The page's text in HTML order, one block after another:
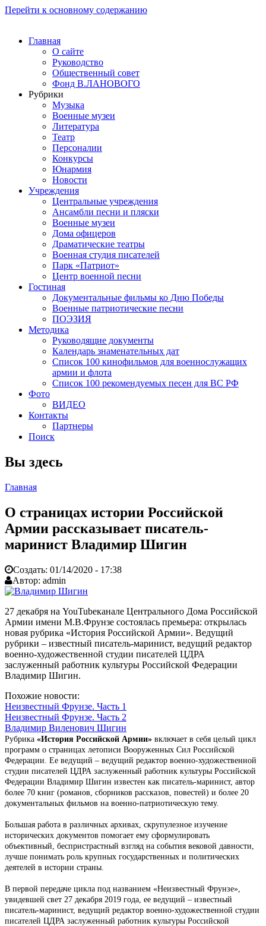
Перейти к основному содержанию
Главная
О сайте
Руководство
Общественный совет
Фонд В.ЛАНОВОГО
Рубрики
Музыка
Военные музеи
Литература
Театр
Персоналии
Конкурсы
Юнармия
Новости
Учреждения
Центральные учреждения
Ансамбли песни и пляски
Военные музеи
Дома офицеров
Драматические театры
Военная студия писателей
Парк «Патриот»
Центр военной песни
Гостиная
Документальные фильмы ко Дню Победы
Военные патриотические песни
ПОЭЗИЯ
Методика
Руководящие документы
Календарь знаменательных дат
Список 100 кинофильмов для военнослужащих
армии и флота
Список 100 рекомендуемых песен для ВС РФ
Фото
ВИДЕО
Контакты
Партнеры
Поиск
Вы здесь
Главная
О страницах истории Российской
Армии рассказывает писатель-
маринист Владимир Шигин
Создать: 01/14/2020 - 17:38
Автор: admin
27 декабря на YouTubeканале Центрального Дома Российской
Армии имени М.В.Фрунзе состоялась премьера: открылась
новая рубрика «История Российской Армии». Ведущий
рубрики – известный писатель-маринист, ведущий редактор
военно-художественной студии писателей ЦДРА
заслуженный работник культуры Российской Федерации
Владимир Шигин.
Похожие новости:
Неизвестный Фрунзе. Часть 1
Неизвестный Фрунзе. Часть 2
Владимир Виленович Шигин
Рубрика «История Российской Армии» включает в себя целый цикл
программ о страницах летописи Вооруженных Сил Российской
Федерации. Ее ведущий – ведущий редактор военно-художественной
студии писателей ЦДРА заслуженный работник культуры Российской
Федерации Владимир Шигин известен как писатель-маринист, автор
более 70 книг (романов, сборников рассказов, повестей) и более 20
документальных фильмов на военно-патриотическую тему.
Большая работа в различных архивах, скрупулезное изучение
исторических документов помогает ему сформулировать
объективный, беспристрастный взгляд на события вековой давности,
лучше понимать роль крупных государственных и политических
деятелей в истории страны.
В первой передаче цикла под названием «Неизвестный Фрунзе»,
увидевшей свет 27 декабря 2019 года, ее ведущий – известный
писатель-маринист, ведущий редактор военно-художественной студии
писателей ЦДРА заслуженный работник культуры Российской